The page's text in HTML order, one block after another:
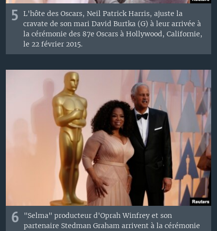
5 L'hôte des Oscars, Neil Patrick Harris, ajuste la
cravate de son mari David Burtka (G) à leur arrivée à
la cérémonie des 87e Oscars à Hollywood, Californie,
le 22 février 2015.
6 "Selma" producteur d'Oprah Winfrey et son
partenaire Stedman Graham arrivent à la cérémonie